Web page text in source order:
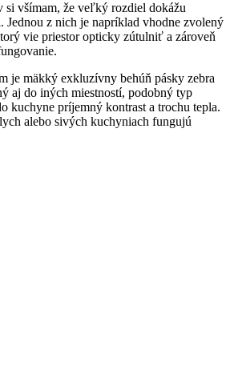
si všímam, že veľký rozdiel dokážu
z nich je napríklad vhodne zvolený
vie priestor opticky zútulniť a zároveň
je mäkký exkluzívny behúň pásky zebra
aj do iných miestností, podobný typ
kuchyne príjemný kontrast a trochu tepla.
alebo sivých kuchyniach fungujú